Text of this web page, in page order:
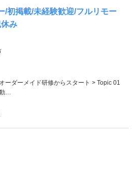
/初掲載/未経験歓迎/フルリモー
み
ーダーメイド研修からスタート > Topic 01
…